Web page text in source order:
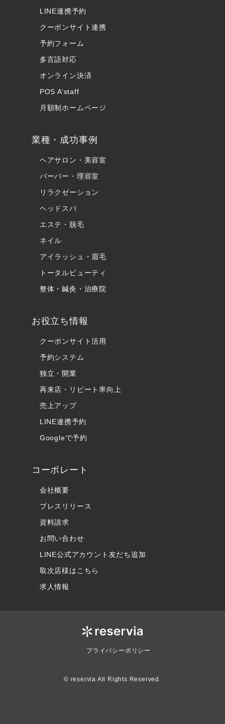
LINE連携予約
クーポンサイト連携
予約フォーム
多言語対応
オンライン決済
POS A’staff
月額制ホームページ
業種・成功事例
ヘアサロン・美容室
バーバー・理容室
リラクゼーション
ヘッドスパ
エステ・脱毛
ネイル
アイラッシュ・眉毛
トータルビューティ
整体・鍼灸・治療院
お役立ち情報
クーポンサイト活用
予約システム
独立・開業
再来店・リピート率向上
売上アップ
LINE連携予約
Googleで予約
コーポレート
会社概要
プレスリリース
資料請求
お問い合わせ
LINE公式アカウント友だち追加
取次店様はこちら
求人情報
プライバシーポリシー
© reservia All Rights Reserved.